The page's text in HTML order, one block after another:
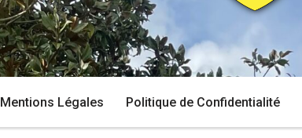
Mentions Légales Politique de Confidentialité